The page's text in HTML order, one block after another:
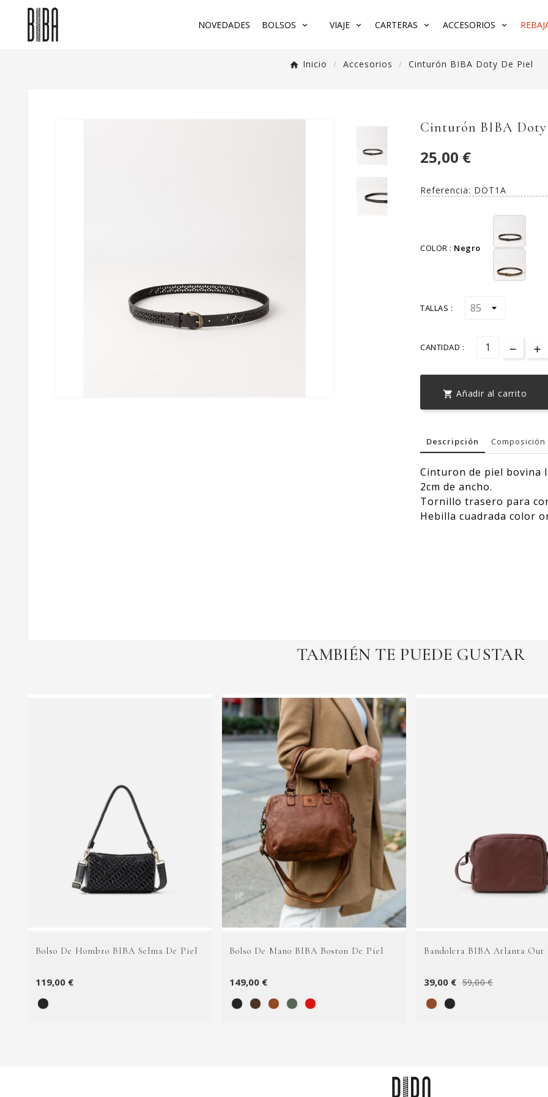
NOVEDADES BOLSOS VIAJE CARTERAS ACCESORIOS
Inicio Accesorios Cinturón BIBA Doty De Piel
Cinturón BIBA
25,00 €
Referencia: DOT1A
COLOR : Negro
TALLAS :
CANTIDAD :
 Añadir al carrito
Descripción
Cinturon de piel bovina
2cm de ancho.
Tornillo trasero para
Hebilla cuadrada color
TAMBIÉN TE PUEDE GUSTAR
Bolso De Hombro BIBA Selma De Piel
119,00 €
Bolso De Mano BIBA Boston De Piel
149,00 €
Bandolera BIBA Atlanta Out
39,00 € 59,00 €